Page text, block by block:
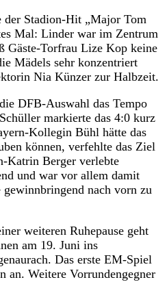
der Stadion-Hit „Major Tom
Mal: Linder war im Zentrum
Gäste-Torfrau Lize Kop keine
Mädels sehr konzentriert
Nia Künzer zur Halbzeit.
DFB-Auswahl das Tempo
markierte das 4:0 kurz
Kollegin Bühl hätte das
können, verfehlte das Ziel
Katrin Berger verlebte
und war vor allem damit
nach vorn zu
weiteren Ruhepause geht
am 19. Juni ins
Das erste EM-Spiel
an. Weitere Vorrundengegner